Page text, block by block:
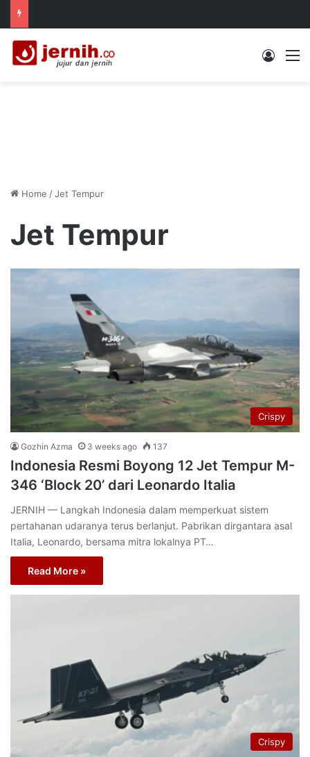
Log In
Home /Jet Tempur
Jet Tempur
Crispy
Gozhin Azma 3 weeks ago 137
Indonesia Resmi Boyong 12 Jet Tempur M-
346 ‘Block 20’ dari Leonardo Italia
JERNIH — Langkah Indonesia dalam memperkuat sistem
pertahanan udaranya terus berlanjut. Pabrikan dirgantara asal
Italia, Leonardo, bersama mitra lokalnya PT…
Read More »
Crispy